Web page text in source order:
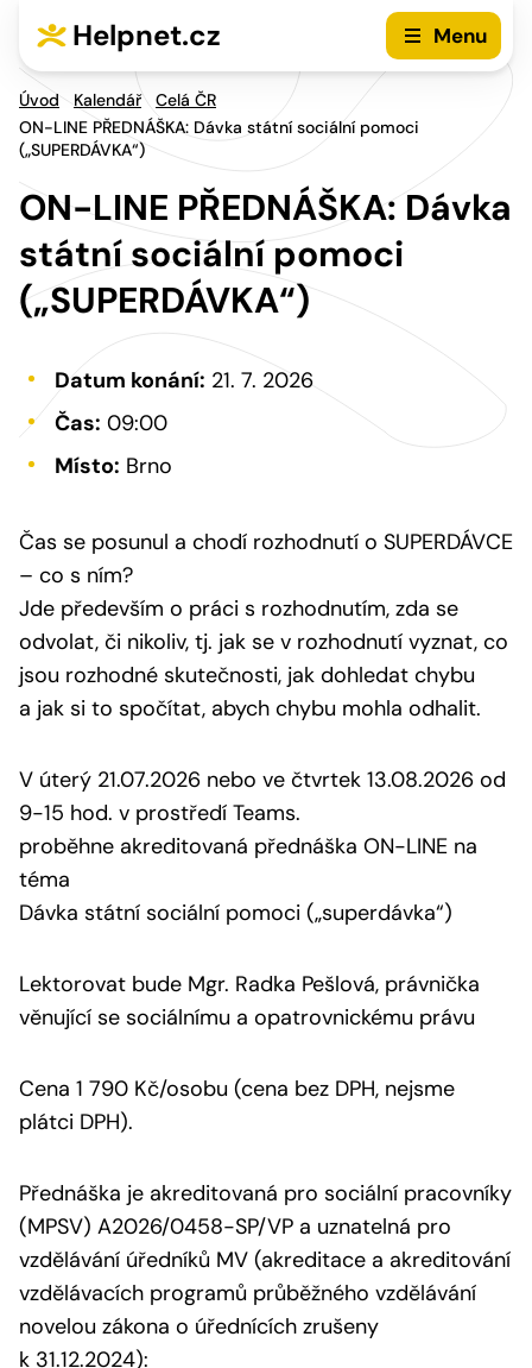
Helpnet.cz Menu
Úvod Kalendář
Celá ČR
ON-LINE PŘEDNÁŠKA: Dávka státní sociální pomoci
(„SUPERDÁVKA“)
ON-LINE PŘEDNÁŠKA: Dávka
státní sociální pomoci
(„SUPERDÁVKA“)
Datum konání: 21. 7. 2026
Čas: 09:00
Místo: Brno
Čas se posunul a chodí rozhodnutí o SUPERDÁVCE
– co s ním?
Jde především o práci s rozhodnutím, zda se
odvolat, či nikoliv, tj. jak se v rozhodnutí vyznat, co
jsou rozhodné skutečnosti, jak dohledat chybu
a jak si to spočítat, abych chybu mohla odhalit.
V úterý 21.07.2026 nebo ve čtvrtek 13.08.2026 od
9-15 hod. v prostředí Teams.
proběhne akreditovaná přednáška ON-LINE na
téma
Dávka státní sociální pomoci („superdávka“)
Lektorovat bude Mgr. Radka Pešlová, právnička
věnující se sociálnímu a opatrovnickému právu
Cena 1 790 Kč/osobu (cena bez DPH, nejsme
plátci DPH).
Přednáška je akreditovaná pro sociální pracovníky
(MPSV) A2026/0458-SP/VP a uznatelná pro
vzdělávání úředníků MV (akreditace a akreditování
vzdělávacích programů průběžného vzdělávání
novelou zákona o úřednících zrušeny
k 31.12.2024):